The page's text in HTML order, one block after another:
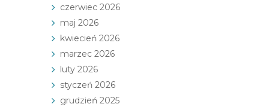
czerwiec 2026
maj 2026
kwiecień 2026
marzec 2026
luty 2026
styczeń 2026
grudzień 2025